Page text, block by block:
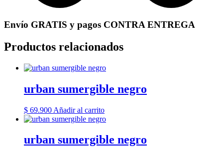
Envío GRATIS y pagos CONTRA ENTREGA
Productos relacionados
urban sumergible negro
$ 69.900 Añadir al carrito
urban sumergible negro